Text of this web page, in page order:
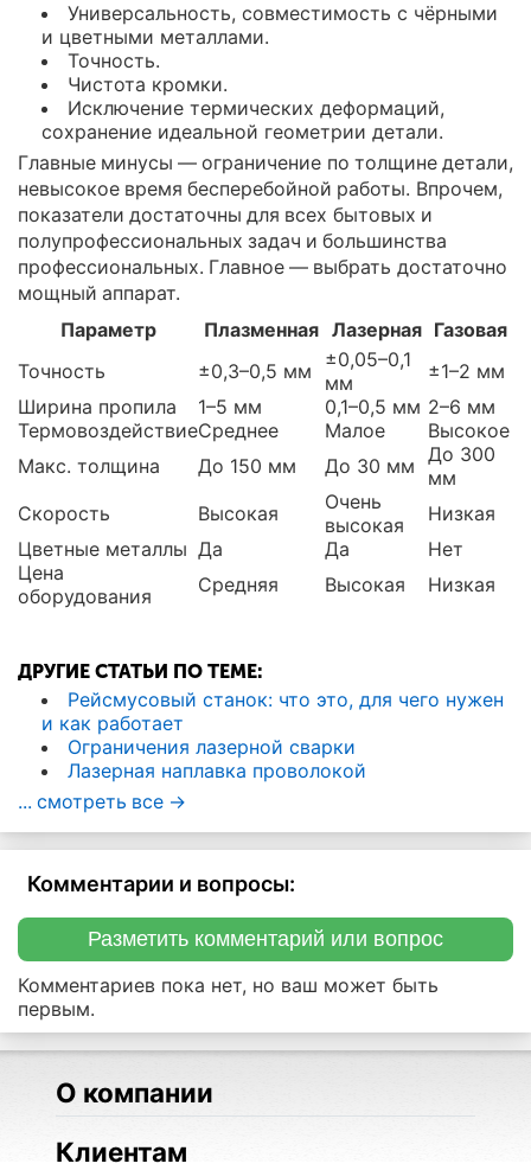
Универсальность, совместимость с чёрными
и цветными металлами.
Точность.
Чистота кромки.
Исключение термических деформаций,
сохранение идеальной геометрии детали.
Главные минусы — ограничение по толщине детали,
невысокое время бесперебойной работы. Впрочем,
показатели достаточны для всех бытовых и
полупрофессиональных задач и большинства
профессиональных. Главное — выбрать достаточно
мощный аппарат.
Параметр
Плазменная Лазерная Газовая
Точность
±0,3–0,5 мм
±0,05–0,1
мм
±1–2 мм
Ширина пропила
1–5 мм 0,1–0,5 мм 2–6 мм
ТермовоздействиеСреднее Малое
Высокое
Макс. толщина
До 150 мм До 30 мм До 300
мм
Скорость
Высокая
Очень
высокая
Низкая
Цветные металлы Да Да
Нет
Цена
оборудования
Средняя Высокая Низкая
ДРУГИЕ СТАТЬИ ПО ТЕМЕ:
Рейсмусовый станок: что это, для чего нужен
и как работает
Ограничения лазерной сварки
Лазерная наплавка проволокой
... смотреть все ->
Комментарии и вопросы:
Разметить комментарий или вопрос
Комментариев пока нет, но ваш может быть
первым.
О компании
Клиентам